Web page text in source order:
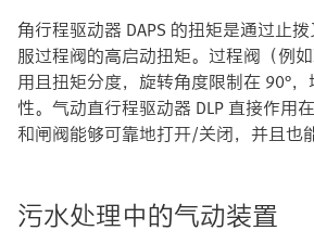
角行程驱动器 DAPS 的扭矩是通过止
服过程阀的高启动扭矩。过程阀（例
用且扭矩分度，旋转角度限制在 90°
性。气动直行程驱动器 DLP 直接作用
和闸阀能够可靠地打开/关闭，并且也
污水处理中的气动装置